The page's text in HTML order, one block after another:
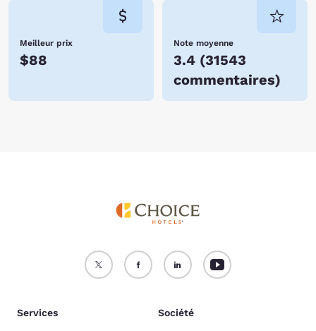
Meilleur prix
$88
Note moyenne
3.4 (31543
commentaires)
Services Société